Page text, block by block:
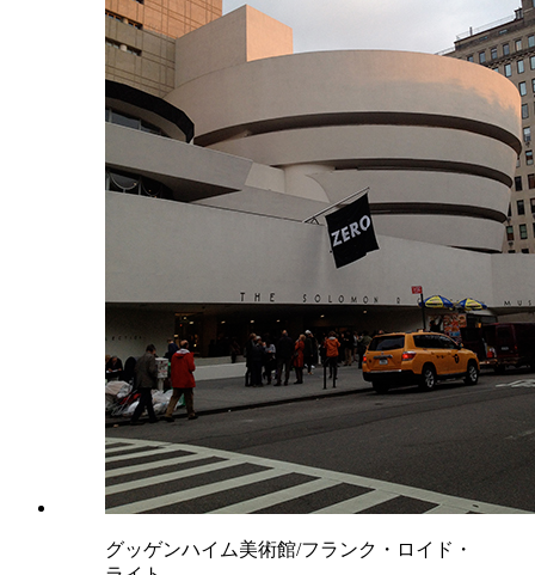
グッゲンハイム美術館/フランク・ロイド・